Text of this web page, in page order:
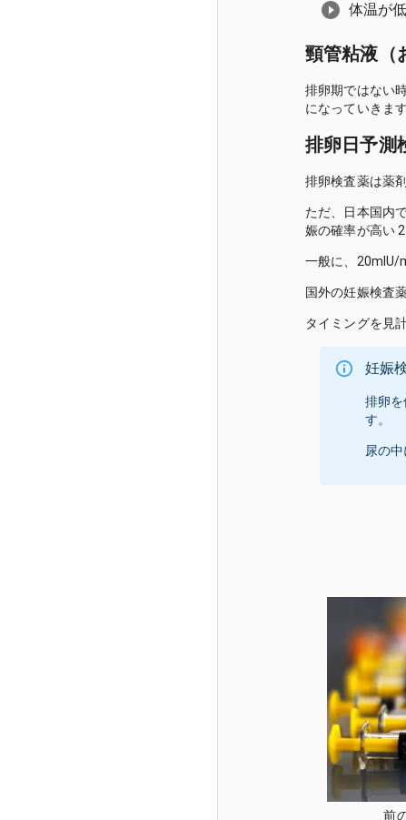
体温が
頸管粘液（
排卵期ではない
になっていきます
排卵日予測
排卵検査薬は薬
ただ、日本国内
娠の確率が高い
一般に、20mlU/
国外の妊娠検査
タイミングを見
妊娠
排卵
す。
尿の
前